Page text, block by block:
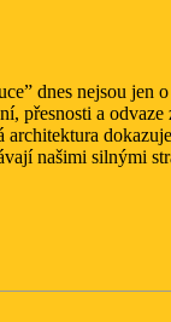
dnes nejsou jen
přesnosti a odvaze
architektura
našimi silnými